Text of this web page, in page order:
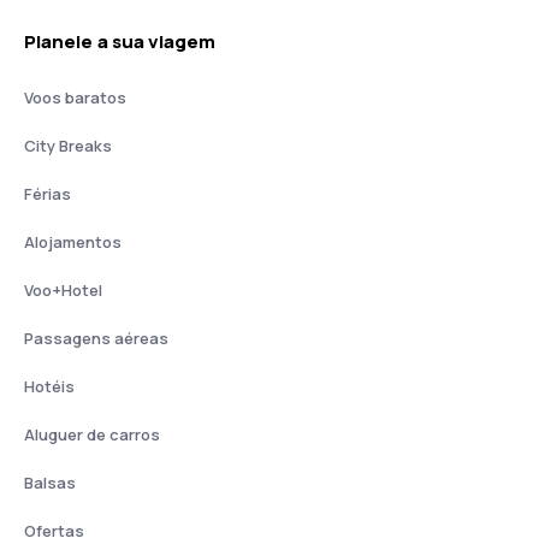
Planeie a sua viagem
Voos baratos
City Breaks
Férias
Alojamentos
Voo+Hotel
Passagens aéreas
Hotéis
Aluguer de carros
Balsas
Ofertas